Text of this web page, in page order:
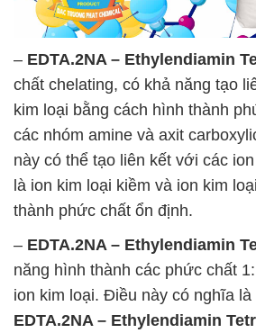
– EDTA.2NA – Ethylendiamin
chất chelating, có khả năng tạo
kim loại bằng cách hình thành
các nhóm amine và axit
này có thể tạo liên kết với các
là ion kim loại kiềm và ion kim
thành phức chất ổn định.
– EDTA.2NA – Ethylendiamin
năng hình thành các phức chất
ion kim loại. Điều này có nghĩa
EDTA.2NA – Ethylendiamin